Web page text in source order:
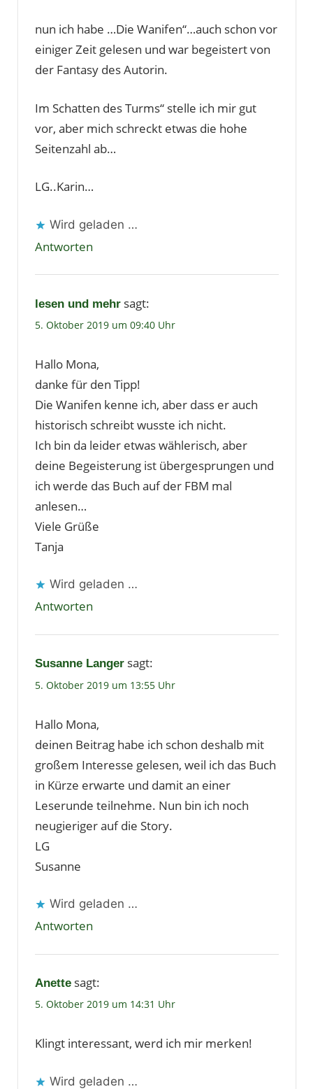
nun ich habe …Die Wanifen“…auch schon vor
einiger Zeit gelesen und war begeistert von
der Fantasy des Autorin.
Im Schatten des Turms“ stelle ich mir gut
vor, aber mich schreckt etwas die hohe
Seitenzahl ab…
LG..Karin…
Wird geladen …
Antworten
lesen und mehr sagt:
5. Oktober 2019 um 09:40 Uhr
Hallo Mona,
danke für den Tipp!
Die Wanifen kenne ich, aber dass er auch
historisch schreibt wusste ich nicht.
Ich bin da leider etwas wählerisch, aber
deine Begeisterung ist übergesprungen und
ich werde das Buch auf der FBM mal
anlesen…
Viele Grüße
Tanja
Wird geladen …
Antworten
Susanne Langer sagt:
5. Oktober 2019 um 13:55 Uhr
Hallo Mona,
deinen Beitrag habe ich schon deshalb mit
großem Interesse gelesen, weil ich das Buch
in Kürze erwarte und damit an einer
Leserunde teilnehme. Nun bin ich noch
neugieriger auf die Story.
LG
Susanne
Wird geladen …
Antworten
Anette sagt:
5. Oktober 2019 um 14:31 Uhr
Klingt interessant, werd ich mir merken!
Wird geladen …